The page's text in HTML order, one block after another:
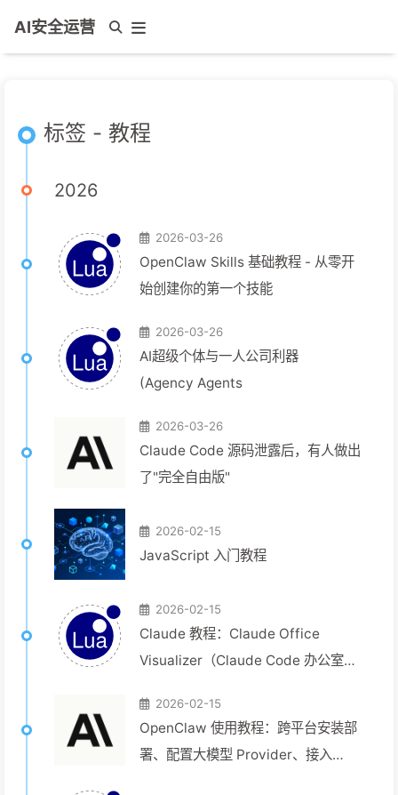
AI安全运营
标签 - 教程
2026
2026-03-26
OpenClaw Skills 基础教程 - 从零开
始创建你的第一个技能
2026-03-26
AI超级个体与一人公司利器
(Agency Agents
2026-03-26
Claude Code 源码泄露后，有人做出
了"完全自由版"
2026-02-15
JavaScript 入门教程
2026-02-15
Claude 教程：Claude Office
Visualizer（Claude Code 办公室可
2026-02-15
OpenClaw 使用教程：跨平台安装部
署、配置大模型 Provider、接入